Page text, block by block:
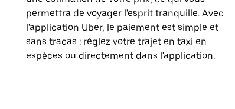
permettra de voyager l'esprit tranquille. Avec
l'application Uber, le paiement est simple et
sans tracas : réglez votre trajet en taxi en
espèces ou directement dans l'application.